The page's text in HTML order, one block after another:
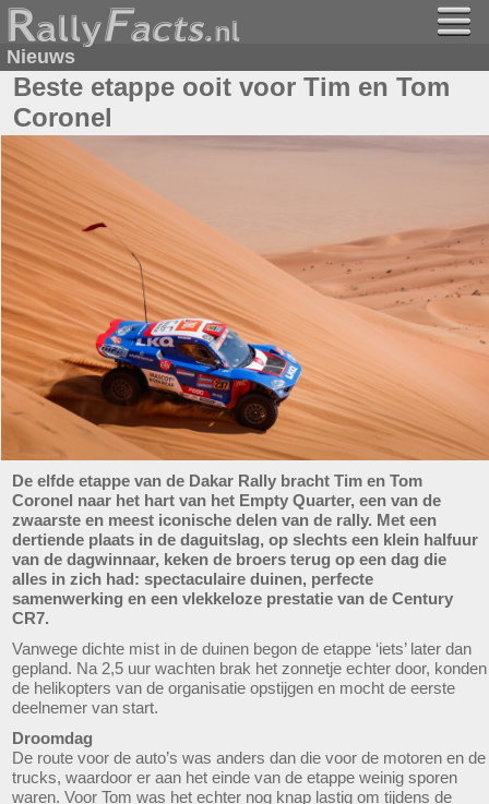
Nieuws
Beste etappe ooit voor Tim en Tom
Coronel
De elfde etappe van de Dakar Rally bracht Tim en Tom
Coronel naar het hart van het Empty Quarter, een van de
zwaarste en meest iconische delen van de rally. Met een
dertiende plaats in de daguitslag, op slechts een klein halfuur
van de dagwinnaar, keken de broers terug op een dag die
alles in zich had: spectaculaire duinen, perfecte
samenwerking en een vlekkeloze prestatie van de Century
CR7.
Vanwege dichte mist in de duinen begon de etappe ‘iets’ later dan
gepland. Na 2,5 uur wachten brak het zonnetje echter door, konden
de helikopters van de organisatie opstijgen en mocht de eerste
deelnemer van start.
Droomdag
De route voor de auto’s was anders dan die voor de motoren en de
trucks, waardoor er aan het einde van de etappe weinig sporen
waren. Voor Tom was het echter nog knap lastig om tijdens de